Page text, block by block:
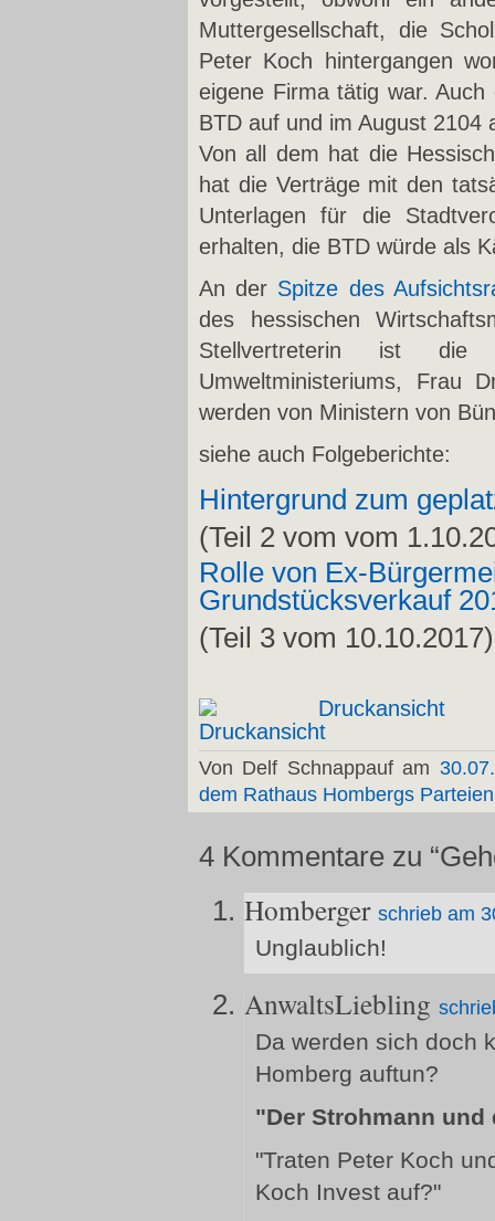
Muttergesellschaft, die
Peter Koch hintergangen
eigene Firma tätig war.
BTD auf und im August 2104
Von all dem hat die
hat die Verträge mit den
Unterlagen für die
erhalten, die BTD würde als
An der Spitze des
des hessischen
Stellvertreterin ist die
Umweltministeriums, Frau
werden von Ministern von
siehe auch Folgeberichte:
Hintergrund zum
(Teil 2 vom vom
Rolle von Ex-
Grundstücksverkauf
(Teil 3 vom 10.10.2017)
Druckansicht
Von Delf Schnappauf am
dem Rathaus Hombergs Parteien
4 Kommentare zu
Homberger schrieb am
Unglaublich!
AnwaltsLiebling
Da werden sich doch
Homberg auftun?
"Der Strohmann und
"Traten Peter Koch
Koch Invest auf?"